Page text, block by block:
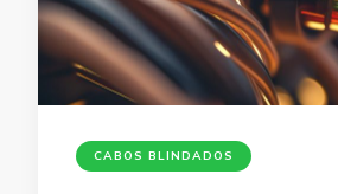
CABOS BLINDADOS